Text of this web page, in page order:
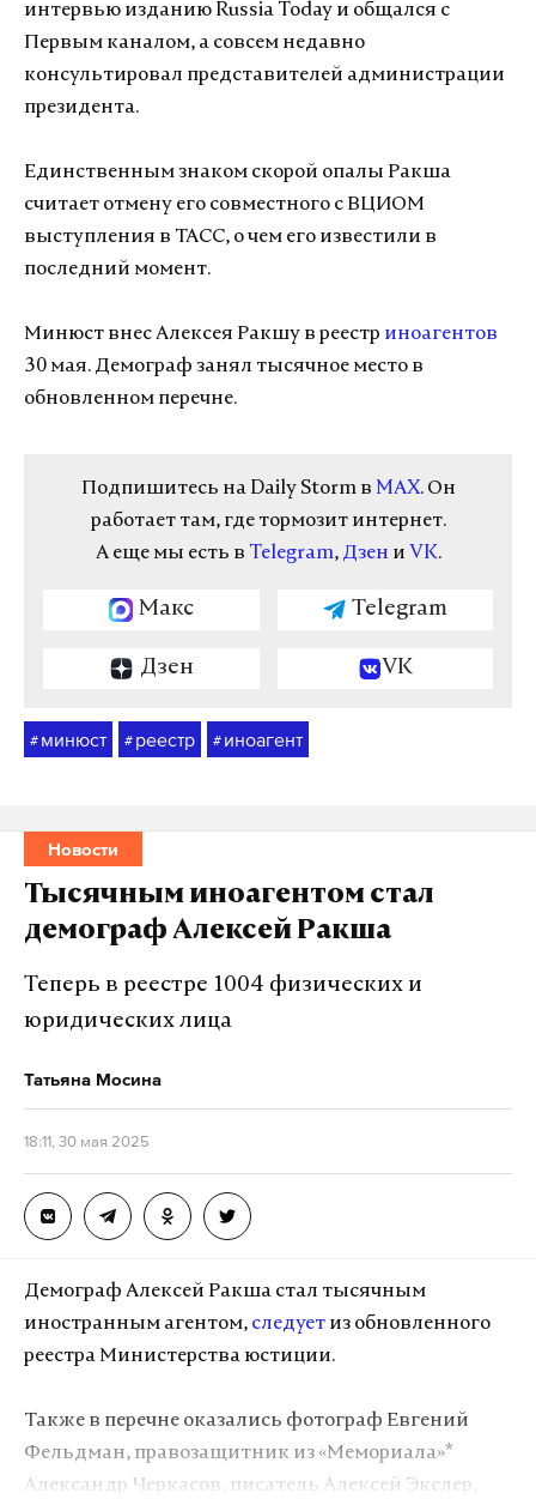
интервью изданию Russia Today и общался с
Первым каналом, а совсем недавно
консультировал представителей администрации
президента.
Единственным знаком скорой опалы Ракша
считает отмену его совместного с ВЦИОМ
выступления в ТАСС, о чем его известили в
последний момент.
Минюст внес Алексея Ракшу в реестр иноагентов
30 мая. Демограф занял тысячное место в
обновленном перечне.
Подпишитесь на Daily Storm в MAX. Он
работает там, где тормозит интернет.
А еще мы есть в Telegram, Дзен и VK.
Макс Telegram
Дзен VK
# минюст # реестр # иноагент
Новости
Тысячным иноагентом стал
демограф Алексей Ракша
Теперь в реестре 1004 физических и
юридических лица
Татьяна Мосина
18:11, 30 мая 2025
Демограф Алексей Ракша стал тысячным
иностранным агентом, следует из обновленного
реестра Министерства юстиции.
Также в перечне оказались фотограф Евгений
Фельдман, правозащитник из «Мемориала»*
Александр Черкасов, писатель Алексей Экслер,